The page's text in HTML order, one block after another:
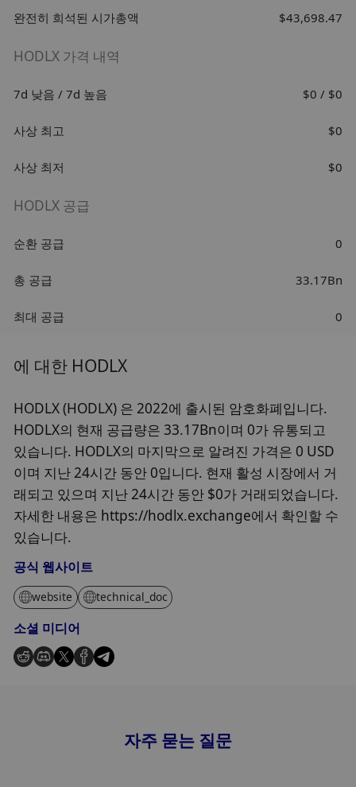
완전히 희석된 시가총액 $43,698.47
HODLX 가격 내역
7d 낮음 / 7d 높음 $0 / $0
사상 최고 $0
사상 최저 $0
HODLX 공급
순환 공급 0
총 공급 33.17Bn
최대 공급 0
에 대한 HODLX
HODLX (HODLX) 은 2022에 출시된 암호화폐입니다.
HODLX의 현재 공급량은 33.17Bn이며 0가 유통되고
있습니다. HODLX의 마지막으로 알려진 가격은 0 USD
이며 지난 24시간 동안 0입니다. 현재 활성 시장에서 거
래되고 있으며 지난 24시간 동안 $0가 거래되었습니다.
자세한 내용은 https://hodlx.exchange에서 확인할 수
있습니다.
공식 웹사이트
website technical_doc
소셜 미디어
자주 묻는 질문